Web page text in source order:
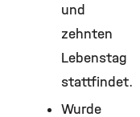
und
zehnten
Lebenstag
stattfindet.
Wurde